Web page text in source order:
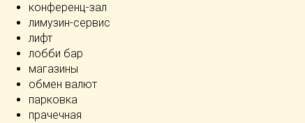
конференц-зал
лимузин-сервис
лифт
лобби бар
магазины
обмен валют
парковка
прачечная